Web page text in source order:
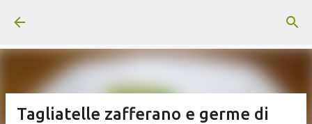
Tagliatelle zafferano e germe di